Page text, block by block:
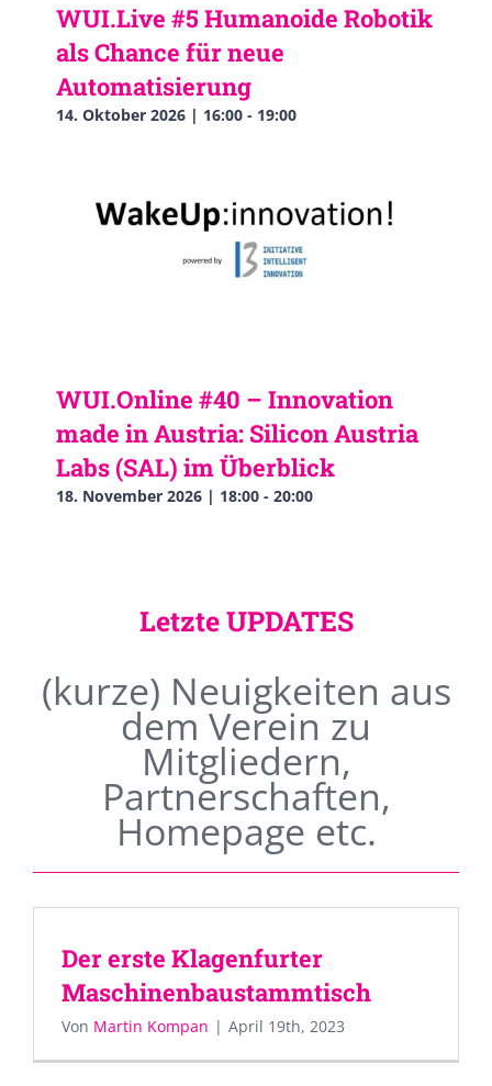
WUI.Live #5 Humanoide Robotik
als Chance für neue
Automatisierung
14. Oktober 2026 | 16:00 - 19:00
WUI.Online #40 – Innovation
made in Austria: Silicon Austria
Labs (SAL) im Überblick
18. November 2026 | 18:00 - 20:00
Letzte UPDATES
(kurze) Neuigkeiten aus
dem Verein zu
Mitgliedern,
Partnerschaften,
Homepage etc.
Der erste Klagenfurter
Maschinenbaustammtisch
Von Martin Kompan | April 19th, 2023